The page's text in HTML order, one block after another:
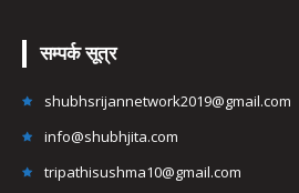
सम्पर्क सूत्र
shubhsrijannetwork2019@gmail.com
info@shubhjita.com
tripathisushma10@gmail.com